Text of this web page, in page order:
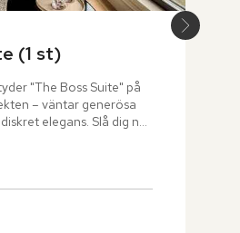
(1 st)
"The Boss Suite" på
– väntar generösa
elegans. Slå dig ner
flöda in genom
vila ut i din stora king
lakan.